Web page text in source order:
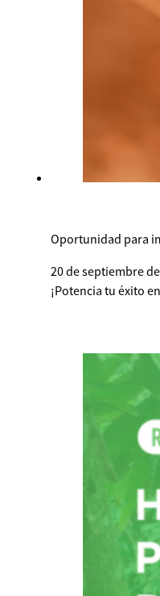
Oportunidad para
20 de septiembre
¡Potencia tu éxito